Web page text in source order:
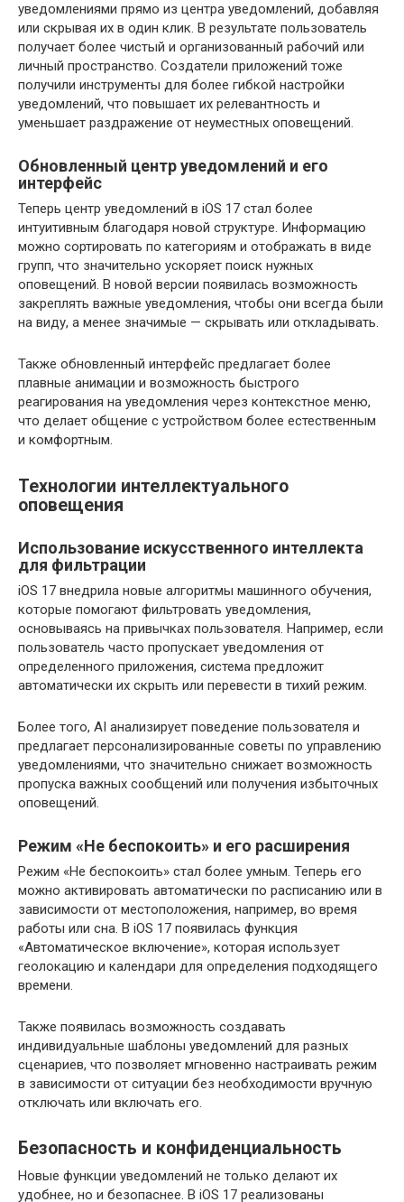
уведомлениями прямо из центра уведомлений, добавляя
или скрывая их в один клик. В результате пользователь
получает более чистый и организованный рабочий или
личный пространство. Создатели приложений тоже
получили инструменты для более гибкой настройки
уведомлений, что повышает их релевантность и
уменьшает раздражение от неуместных оповещений.
Обновленный центр уведомлений и его
интерфейс
Теперь центр уведомлений в iOS 17 стал более
интуитивным благодаря новой структуре. Информацию
можно сортировать по категориям и отображать в виде
групп, что значительно ускоряет поиск нужных
оповещений. В новой версии появилась возможность
закреплять важные уведомления, чтобы они всегда были
на виду, а менее значимые — скрывать или откладывать.
Также обновленный интерфейс предлагает более
плавные анимации и возможность быстрого
реагирования на уведомления через контекстное меню,
что делает общение с устройством более естественным
и комфортным.
Технологии интеллектуального
оповещения
Использование искусственного интеллекта
для фильтрации
iOS 17 внедрила новые алгоритмы машинного обучения,
которые помогают фильтровать уведомления,
основываясь на привычках пользователя. Например, если
пользователь часто пропускает уведомления от
определенного приложения, система предложит
автоматически их скрыть или перевести в тихий режим.
Более того, AI анализирует поведение пользователя и
предлагает персонализированные советы по управлению
уведомлениями, что значительно снижает возможность
пропуска важных сообщений или получения избыточных
оповещений.
Режим «Не беспокоить» и его расширения
Режим «Не беспокоить» стал более умным. Теперь его
можно активировать автоматически по расписанию или в
зависимости от местоположения, например, во время
работы или сна. В iOS 17 появилась функция
«Автоматическое включение», которая использует
геолокацию и календари для определения подходящего
времени.
Также появилась возможность создавать
индивидуальные шаблоны уведомлений для разных
сценариев, что позволяет мгновенно настраивать режим
в зависимости от ситуации без необходимости вручную
отключать или включать его.
Безопасность и конфиденциальность
Новые функции уведомлений не только делают их
удобнее, но и безопаснее. В iOS 17 реализованы